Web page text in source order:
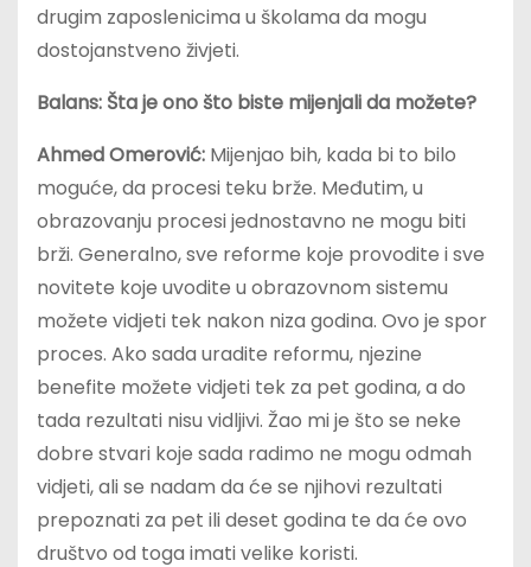
drugim zaposlenicima u školama da mogu
dostojanstveno živjeti.
Balans: Šta je ono što biste mijenjali da možete?
Ahmed Omerović: Mijenjao bih, kada bi to bilo
moguće, da procesi teku brže. Međutim, u
obrazovanju procesi jednostavno ne mogu biti
brži. Generalno, sve reforme koje provodite i sve
novitete koje uvodite u obrazovnom sistemu
možete vidjeti tek nakon niza godina. Ovo je spor
proces. Ako sada uradite reformu, njezine
benefite možete vidjeti tek za pet godina, a do
tada rezultati nisu vidljivi. Žao mi je što se neke
dobre stvari koje sada radimo ne mogu odmah
vidjeti, ali se nadam da će se njihovi rezultati
prepoznati za pet ili deset godina te da će ovo
društvo od toga imati velike koristi.